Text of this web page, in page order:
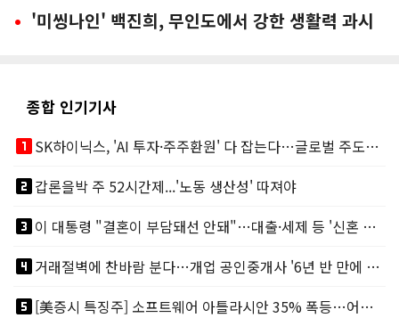
'미씽나인' 백진희, 무인도에서 강한 생활력 과시
종합 인기기사
looks_one
SK하이닉스, 'AI 투자·주주환원' 다 잡는다…글로벌 주도권 굳히기
looks_two갑론을박 주 52시간제...'노동 생산성' 따져야
looks_3
이 대통령 "결혼이 부담돼선 안돼"…대출·세제 등 '신혼 걸림돌' 제거
looks_4
거래절벽에 찬바람 분다…개업 공인중개사 '6년 반 만에 최저'
looks_5
[美증시 특징주] 소프트웨어 아틀라시안 35% 폭등…어닝서프, 투자의견 줄줄이 상향